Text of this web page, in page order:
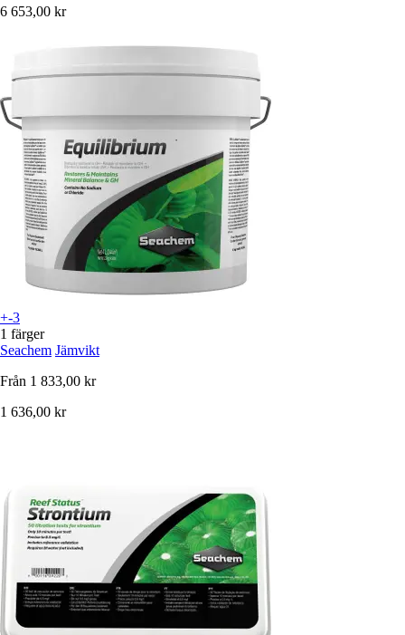
6 653,00 kr
+-3
1 färger
Seachem Jämvikt
Från 1 833,00 kr
1 636,00 kr